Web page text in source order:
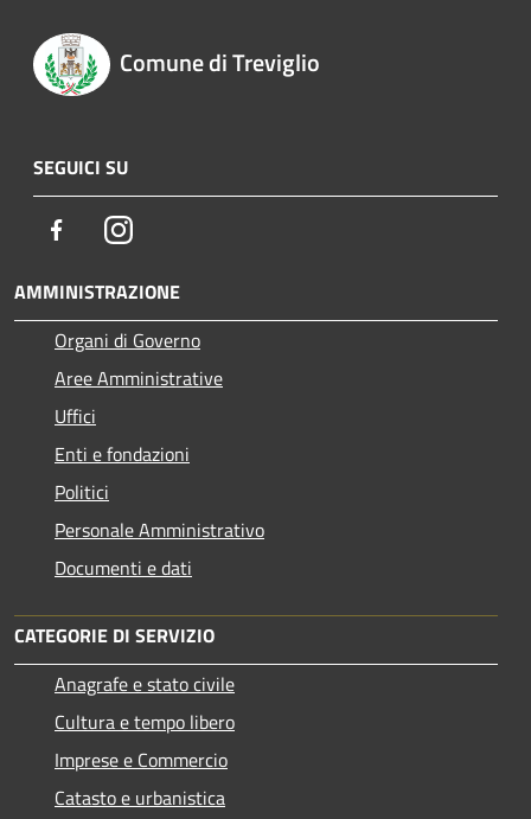
Comune di Treviglio
SEGUICI SU
FacebookInstagram
AMMINISTRAZIONE
Organi di Governo
Aree Amministrative
Uffici
Enti e fondazioni
Politici
Personale Amministrativo
Documenti e dati
CATEGORIE DI SERVIZIO
Anagrafe e stato civile
Cultura e tempo libero
Imprese e Commercio
Catasto e urbanistica